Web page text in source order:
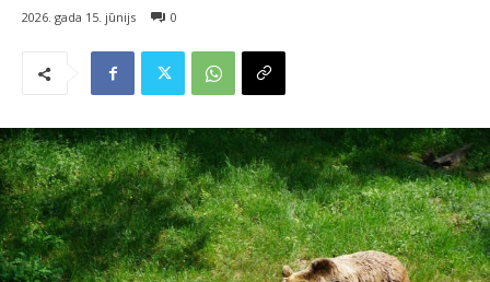
2026. gada 15. jūnijs 0